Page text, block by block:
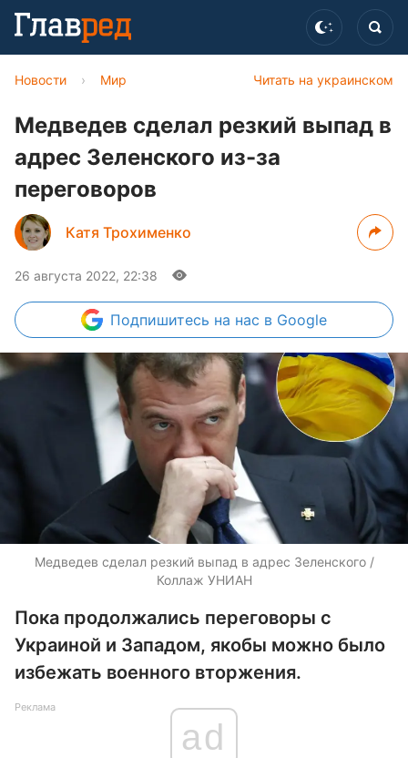
Читать на украинском
Новости › Мир
Медведев сделал резкий выпад в
адрес Зеленского из-за
переговоров
Катя Трохименко
26 августа 2022, 22:38
Подпишитесь на нас в Google
Медведев сделал резкий выпад в адрес Зеленского /
Коллаж УНИАН
Пока продолжались переговоры с
Украиной и Западом, якобы можно было
избежать военного вторжения.
Реклама
ad